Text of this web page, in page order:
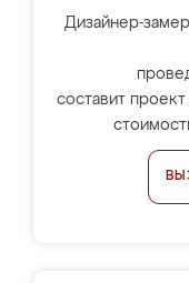
Дизайнер-
составит